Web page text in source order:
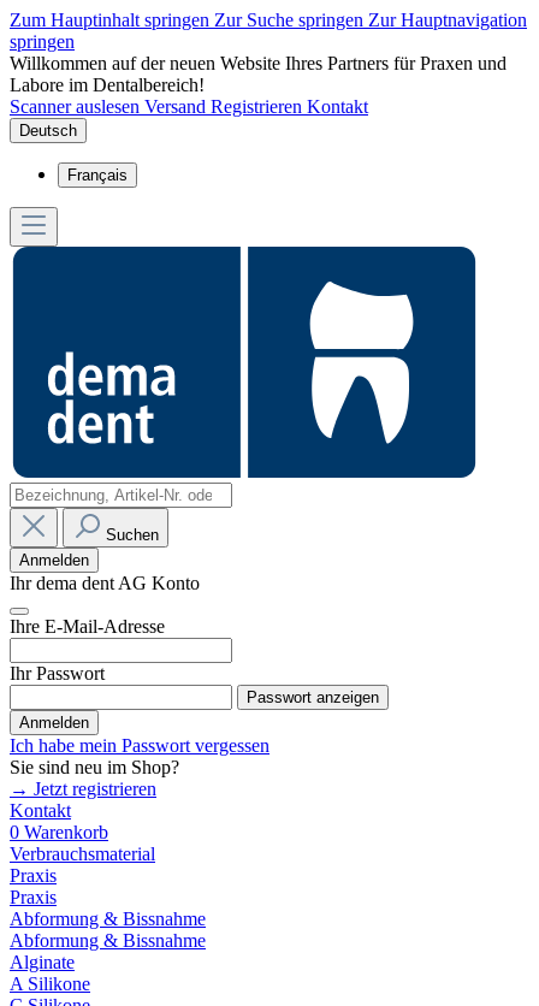
Zum Hauptinhalt springen Zur Suche springen Zur Hauptnavigation
springen
Willkommen auf der neuen Website Ihres Partners für Praxen und
Labore im Dentalbereich!
Scanner auslesen Versand Registrieren Kontakt
Deutsch
Français
Suchen
Anmelden
Ihr dema dent AG Konto
Ihre E-Mail-Adresse
Ihr Passwort
Passwort anzeigen
Anmelden
Ich habe mein Passwort vergessen
Sie sind neu im Shop?
→ Jetzt registrieren
Kontakt
0 Warenkorb
Verbrauchsmaterial
Praxis
Praxis
Abformung & Bissnahme
Abformung & Bissnahme
Alginate
A Silikone